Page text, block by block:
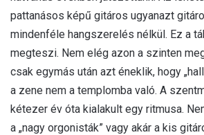
pattanásos képű gitáros ugyanazt
mindenféle hangszerelés nélkül. Ez a
megteszi. Nem elég azon a szinten
csak egymás után azt éneklik, hogy
a zene nem a templomba való. A
kétezer év óta kialakult egy ritmusa.
a „nagy orgonisták” vagy akár a kis